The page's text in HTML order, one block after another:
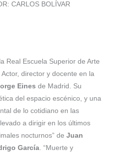
CARLOS BOLÍVAR
Real Escuela Superior de Arte
director y docente en la
Eines de Madrid. Su
del espacio escénico, y una
de lo cotidiano en las
a dirigir en los últimos
nocturnos” deJuan
García . “Muerte y